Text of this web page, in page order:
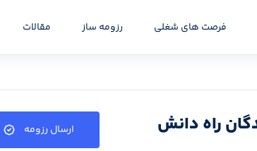
فرصت های شغلی رزومه ساز مقالات
راه دانش
ارسال رزومه